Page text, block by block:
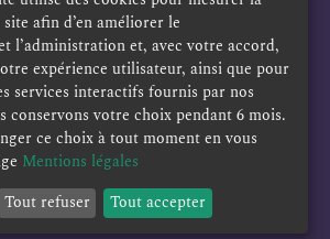
Oui
Toujours
CONFIDENTIALITÉ
afin d’en améliorer le
l’administration et, avec votre accord,
expérience utilisateur, ainsi que pour
services interactifs fournis par nos
conservons votre choix pendant 6 mois.
ce choix à tout moment en vous
Mentions légales
Tout refuser Tout accepter